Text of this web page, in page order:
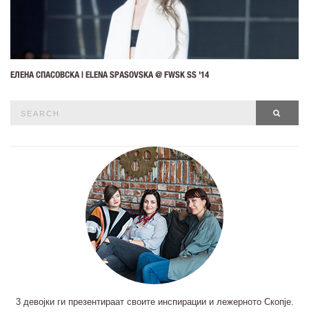
ЕЛЕНА СПАСОВСКА | ELENA SPASOVSKA @ FWSK SS '14
3 девојки ги презентираат своите инспирации и лежерното Скопје.